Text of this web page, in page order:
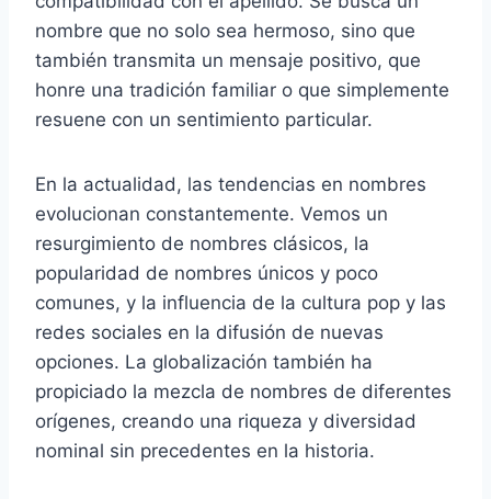
nombre que no solo sea hermoso, sino que
también transmita un mensaje positivo, que
honre una tradición familiar o que simplemente
resuene con un sentimiento particular.
En la actualidad, las tendencias en nombres
evolucionan constantemente. Vemos un
resurgimiento de nombres clásicos, la
popularidad de nombres únicos y poco
comunes, y la influencia de la cultura pop y las
redes sociales en la difusión de nuevas
opciones. La globalización también ha
propiciado la mezcla de nombres de diferentes
orígenes, creando una riqueza y diversidad
nominal sin precedentes en la historia.